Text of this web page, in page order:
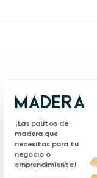
Madera
¡Las palitos de
madera que
necesitas para tu
negocio o
emprendimiento!